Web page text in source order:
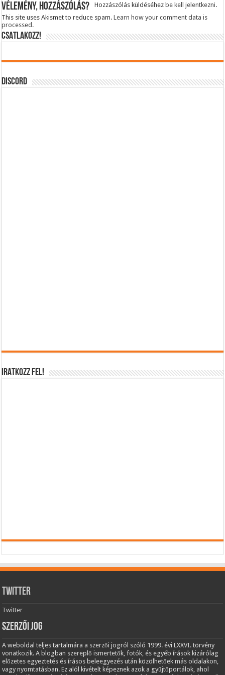
Vélemény, hozzászólás? Hozzászólás küldéséhez be kell jelentkezni.
This site uses Akismet to reduce spam.Learn how your comment data is
processed.
CSATLAKOZZ!
DISCORD
IRATKOZZ FEL!
Twitter
Twitter
Szerzői jog
A weboldal teljes tartalmára a szerzői jogról szóló 1999. évi LXXVI. törvény
vonatkozik. A blogban szereplő ismertetők, fotók, és egyéb írások kizárólag
előzetes egyeztetés és írásos beleegyezés után közölhetőek más oldalakon,
vagy nyomtatásban. Ez alól kivételt képeznek azok a gyűjtőportálok, ahol